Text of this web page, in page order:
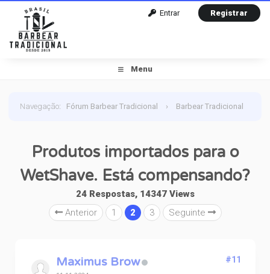
Entrar Registrar
Menu
Navegação: Fórum Barbear Tradicional › Barbear Tradicional
Produtos importados para o
WetShave. Está compensando?
24 Respostas, 14347 Views
Anterior
1 2 3 Seguinte
Maximus Brow #11